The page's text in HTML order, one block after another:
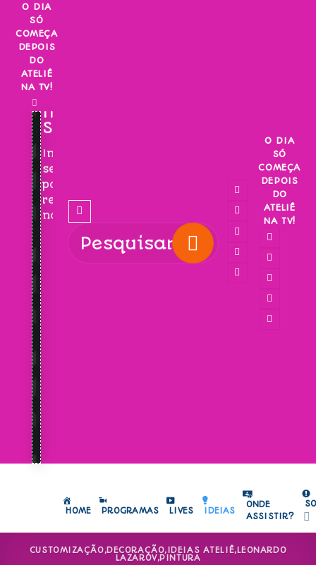
Skip
content
O DIA
SÓ
COMEÇA
DEPOIS
DO
ATELIÊ
NA TV!
INSCREVA-
SE!
Inscreva-
se
para
receber
novidades!
O DIA
SÓ
COMEÇA
DEPOIS
DO
ATELIÊ
NA TV!
HOME PROGRAMAS LIVES IDEIAS
ONDE
ASSISTIR?
CUSTOMIZAÇÃO,DECORAÇÃO, IDEIAS ATELIÊ, LEONARDO
LAZAROV,PINTURA